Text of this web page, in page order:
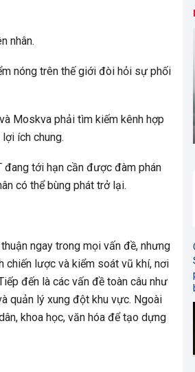
nhân.
nóng trên thế giới đòi hỏi sự phối
Moskva phải tìm kiếm kênh hợp
ích chung.
đang tới hạn cần được đàm phán
có thể bùng phát trở lại.
ngay trong mọi vấn đề, nhưng
chiến lược và kiểm soát vũ khí, nơi
đến là các vấn đề toàn câu như
quản lý xung đột khu vực. Ngoài
khoa học, văn hóa để tạo dựng